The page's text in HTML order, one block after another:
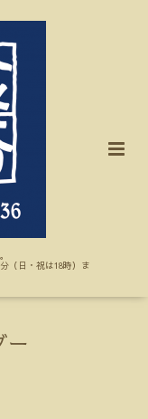
（日・祝は18時）ま
ー